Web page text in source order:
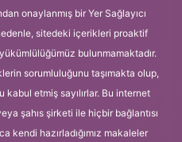
onaylanmış bir Yer Sağlayıcı
sitedeki içerikleri proaktif
bulunmamaktadır.
sorumluluğunu taşımakta olup,
etmiş sayılırlar. Bu internet
şahıs şirketi ile hiçbir bağlantısı
kendi hazırladığımız makaleler